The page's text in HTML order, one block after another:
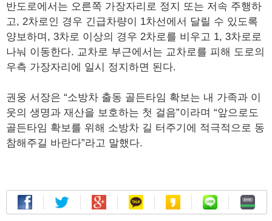
반도로에서는 오른쪽 가장자리로 정지 또는 저속 주행하
고, 2차로인 경우 긴급차량이 1차선에서 달릴 수 있도록
양보하며, 3차로 이상의 경우 2차로를 비우고 1, 3차로로
나눠 이동한다. 교차로 부근에서는 교차로를 피해 도로의
우측 가장자리에 일시 정지하면 된다.
권웅 서장은 “소방차 출동 골든타임 확보는 내 가족과 이
웃의 생명과 재산을 보호하는 첫 걸음”이라며 “앞으로도
골든타임 확보를 위해 소방차 길 터주기에 적극적으로 동
참해주길 바란다”라고 말했다.